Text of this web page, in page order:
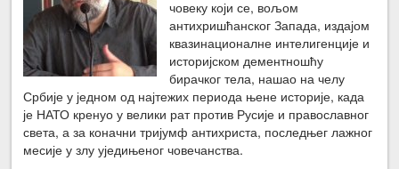
човеку који се, вољом
антихришћанског Запада, издајом
квазинационалне интелигенције и
историјском дементношћу
бирачког тела, нашао на челу
Србије у једном од најтежих периода њене историје, када
је НАТО кренуо у велики рат против Русије и православног
света, а за коначни тријумф антихриста, последњег лажног
месије у злу уједињеног човечанства.